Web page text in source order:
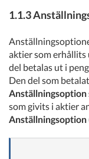
1.1.3
aktier som erhållits
del betalas ut i
Den del som
Anställningsoption
som givits i aktier
Anställningsoption